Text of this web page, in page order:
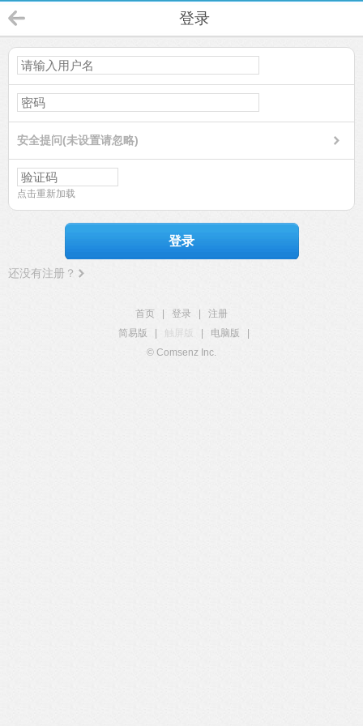
登录
安全提问(未设置请忽略)
点击重新加载
登录
还没有注册？
首页 登录
注册
简易版
触屏版 电脑版
© Comsenz Inc.